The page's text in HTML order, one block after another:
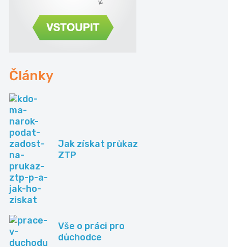
Články
Jak získat průkaz
ZTP
Vše o práci pro
důchodce